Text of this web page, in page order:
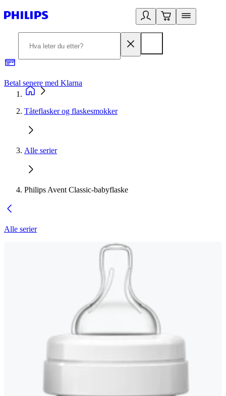
Betal senere med Klarna
Tåteflasker og flaskesmokker
Alle serier
Philips Avent Classic-babyflaske
Alle serier